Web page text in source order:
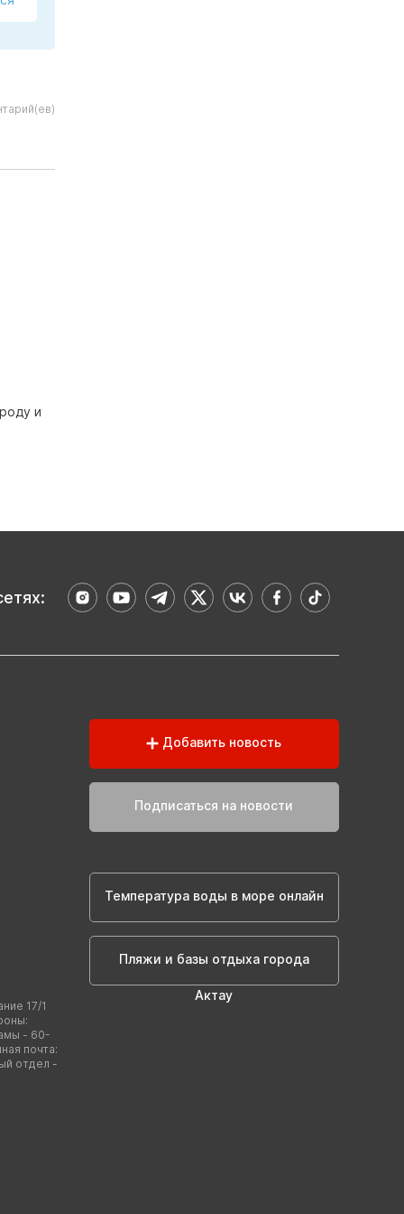
и
17/1
- 60-
почта:
отдел -
Добавить новость
Подписаться на новости
Температура воды в море онлайн
Пляжи и базы отдыха города
Актау